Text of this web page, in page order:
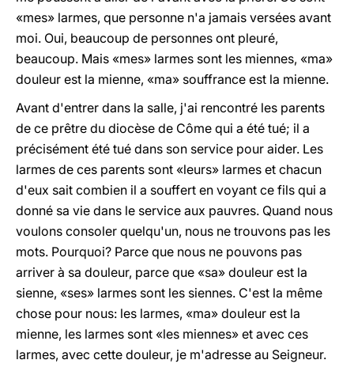
«mes» larmes, que personne n'a jamais versées avant
moi. Oui, beaucoup de personnes ont pleuré,
beaucoup. Mais «mes» larmes sont les miennes, «ma»
douleur est la mienne, «ma» souffrance est la mienne.
Avant d'entrer dans la salle, j'ai rencontré les parents
de ce prêtre du diocèse de Côme qui a été tué; il a
précisément été tué dans son service pour aider. Les
larmes de ces parents sont «leurs» larmes et chacun
d'eux sait combien il a souffert en voyant ce fils qui a
donné sa vie dans le service aux pauvres. Quand nous
voulons consoler quelqu'un, nous ne trouvons pas les
mots. Pourquoi? Parce que nous ne pouvons pas
arriver à sa douleur, parce que «sa» douleur est la
sienne, «ses» larmes sont les siennes. C'est la même
chose pour nous: les larmes, «ma» douleur est la
mienne, les larmes sont «les miennes» et avec ces
larmes, avec cette douleur, je m'adresse au Seigneur.